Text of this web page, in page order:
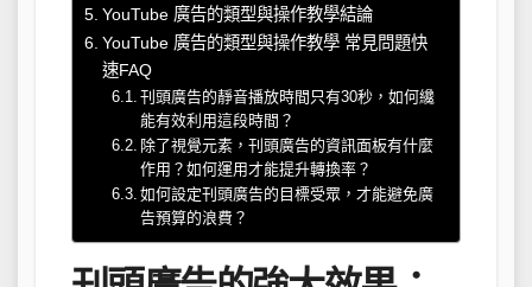
YouTube 廣告的類型與操作教學結論
YouTube 廣告的類型與操作教學 常見問題快
速FAQ
刊頭廣告的靜音播放時間只有30秒，如何纔
能有效利用這段時間？
除了視覺元素，刊頭廣告的資訊面板有什麼
作用？如何運用才能提升轉換率？
如何設定刊頭廣告的目標受眾，才能避免廣
告預算的浪費？